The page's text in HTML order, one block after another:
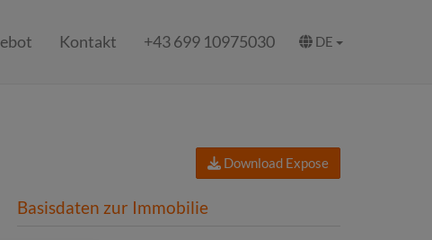
Kontakt +43 699 10975030 DE
Download Expose
Basisdaten zur Immobilie